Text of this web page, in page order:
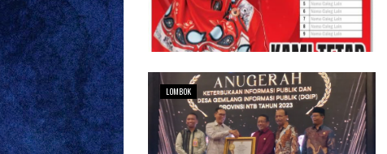
LOMBOK